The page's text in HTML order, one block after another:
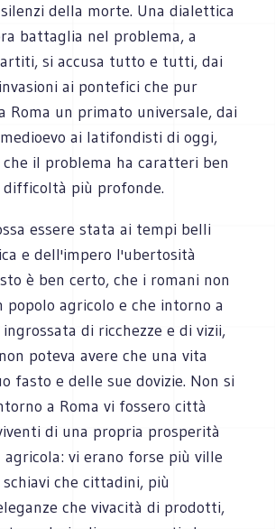
della morte. Una dialettica
battaglia nel problema, a
si accusa tutto e tutti, dai
ai pontefici che pur
Roma un primato universale, dai
ai latifondisti di oggi,
il problema ha caratteri ben
più profonde.
essere stata ai tempi belli
e dell'impero l'ubertosità
è ben certo, che i romani non
popolo agricolo e che intorno a
di ricchezze e di vizii,
poteva avere che una vita
fasto e delle sue dovizie. Non si
a Roma vi fossero città
di una propria prosperità
vi erano forse più ville
che cittadini, più
che vivacità di prodotti,